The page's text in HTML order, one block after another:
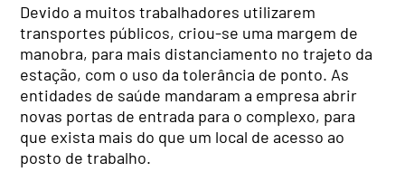
Devido a muitos trabalhadores utilizarem
transportes públicos, criou-se uma margem de
manobra, para mais distanciamento no trajeto da
estação, com o uso da tolerância de ponto. As
entidades de saúde mandaram a empresa abrir
novas portas de entrada para o complexo, para
que exista mais do que um local de acesso ao
posto de trabalho.